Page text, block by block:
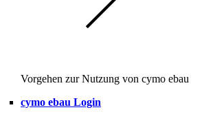
Vorgehen zur Nutzung von cymo ebau
cymo ebau Login